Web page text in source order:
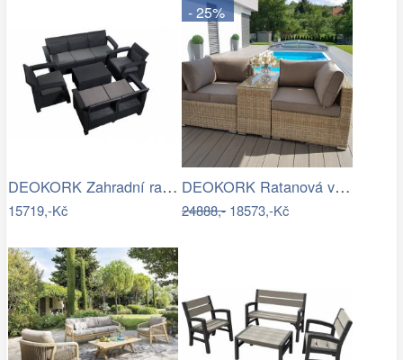
DEOKORK Zahradní ratanová sestava …
15719,-Kč
- 25%
DEOKORK Ratanová variabilní sestava…
24888,-18573,-Kč